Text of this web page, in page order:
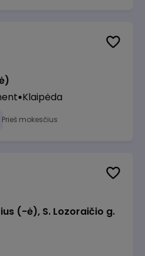
Klaipėda
Prieš mokesčius
(-ė), S. Lozoraičio g.